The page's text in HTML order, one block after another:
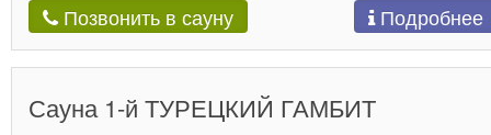
Позвонить в сауну Подробнее
Сауна 1-й ТУРЕЦКИЙ ГАМБИТ